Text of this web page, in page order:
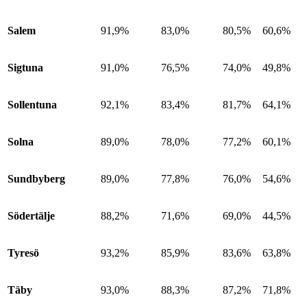
Salem 91,9% 83,0% 80,5% 60,6%
Sigtuna 91,0% 76,5% 74,0% 49,8%
Sollentuna 92,1% 83,4% 81,7% 64,1%
Solna 89,0% 78,0% 77,2% 60,1%
Sundbyberg 89,0% 77,8% 76,0% 54,6%
Södertälje 88,2% 71,6% 69,0% 44,5%
Tyresö 93,2% 85,9% 83,6% 63,8%
Täby 93,0% 88,3% 87,2% 71,8%